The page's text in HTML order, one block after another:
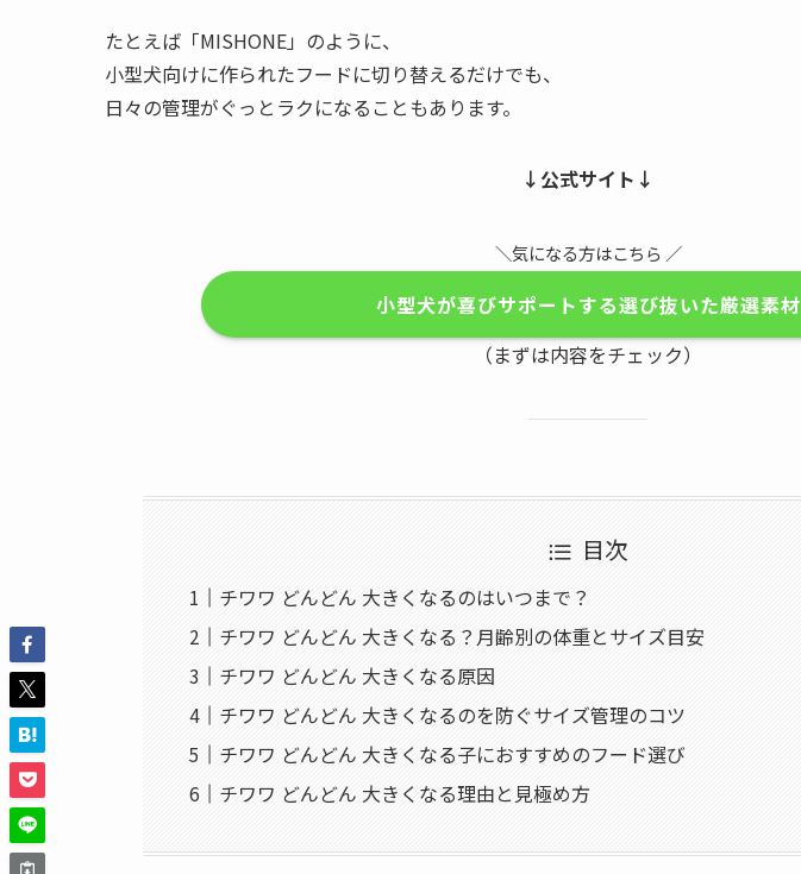
たとえば「MISHONE」のように、
小型犬向けに作られたフードに切り替えるだけでも、
日々の管理がぐっとラクになることもあります。
↓公式サイト↓
＼気になる方はこちら ／
小型犬が喜びサポートする選び抜いた厳選素材
（まずは内容をチェック）
目次
チワワ どんどん 大きくなるのはいつまで？
チワワ どんどん 大きくなる？月齢別の体重とサイズ目安
チワワ どんどん 大きくなる原因
チワワ どんどん 大きくなるのを防ぐサイズ管理のコツ
チワワ どんどん 大きくなる子におすすめのフード選び
チワワ どんどん 大きくなる理由と見極め方